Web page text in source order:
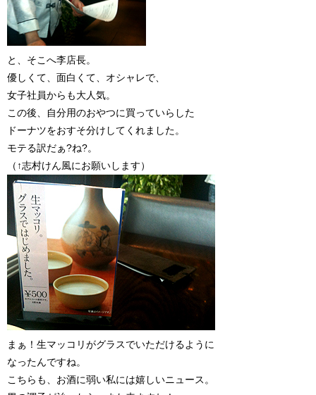
と、そこへ李店長。
優しくて、面白くて、オシャレで、
女子社員からも大人気。
この後、自分用のおやつに買っていらした
ドーナツをおすそ分けしてくれました。
モテる訳だぁ?ね?。
（↑志村けん風にお願いします）
まぁ！生マッコリがグラスでいただけるように
なったんですね。
こちらも、お酒に弱い私には嬉しいニュース。